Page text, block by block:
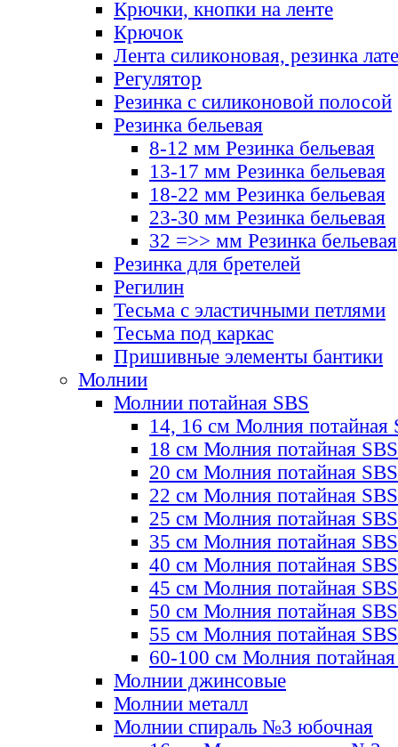
Крючки, кнопки на ленте
Крючок
Лента силиконовая, резинка
Регулятор
Резинка с силиконовой полосой
Резинка бельевая
8-12 мм Резинка бельевая
13-17 мм Резинка бельевая
18-22 мм Резинка бельевая
23-30 мм Резинка бельевая
32 =>> мм Резинка бельевая
Резинка для бретелей
Регилин
Тесьма с эластичными петлями
Тесьма под каркас
Пришивные элементы бантики
Молнии
Молнии потайная SBS
14, 16 см Молния потайная
18 см Молния потайная SBS
20 см Молния потайная SBS
22 см Молния потайная SBS
25 см Молния потайная SBS
35 см Молния потайная SBS
40 см Молния потайная SBS
45 см Молния потайная SBS
50 см Молния потайная SBS
55 см Молния потайная SBS
60-100 см Молния
Молнии джинсовые
Молнии металл
Молнии спираль №3 юбочная